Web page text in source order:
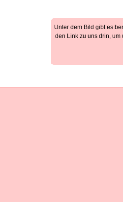
Unter dem Bild gibt es
den Link zu uns drin,